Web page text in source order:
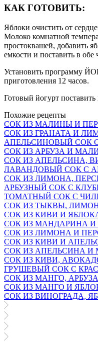
КАК ГОТОВИТЬ:
Яблоки очистить от
Молоко комнатной
простоквашей, добавить
емкости и поставить в обе
Установить программу
приготовления 12 часов.
Готовый йогурт
Похожие рецепты
СОК ИЗ МАЛИНЫ И
СОК ИЗ ГРАНАТА И
АПЕЛЬСИНОВЫЙ СОК
СОК ИЗ АРБУЗА И
СОК ИЗ АПЕЛЬСИНА,
ЛАВАНДОВЫЙ СОК С
СОК ИЗ ЛИМОНА,
АРБУЗНЫЙ СОК С
ТОМАТНЫЙ СОК С
СОК ИЗ ТЫКВЫ,
СОК ИЗ КИВИ И
СОК ИЗ МАНДАРИНА И
СОК ИЗ ЛИМОНА И
СОК ИЗ КИВИ И
СОК ИЗ АПЕЛЬСИНА И
СОК ИЗ КИВИ,
ГРУШЕВЫЙ СОК С
СОК ИЗ МАНГО,
СОК ИЗ МАНГО И
СОК ИЗ ВИНОГРАДА,